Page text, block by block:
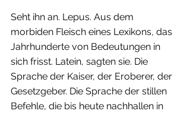
Seht ihn an. Lepus. Aus dem
morbiden Fleisch eines Lexikons, das
Jahrhunderte von Bedeutungen in
sich frisst. Latein, sagten sie. Die
Sprache der Kaiser, der Eroberer, der
Gesetzgeber. Die Sprache der stillen
Befehle, die bis heute nachhallen in